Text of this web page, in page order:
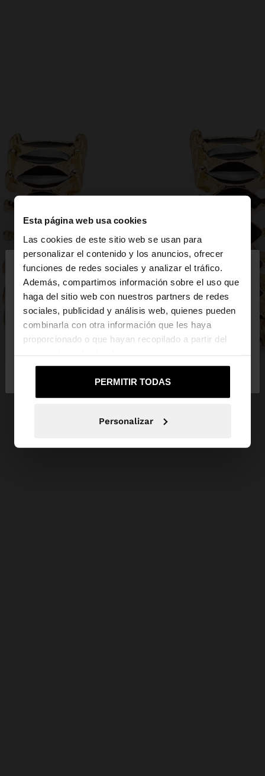
Esta página web usa cookies
Las cookies de este sitio web se usan para
personalizar el contenido y los anuncios, ofrecer
funciones de redes sociales y analizar el tráfico.
Además, compartimos información sobre el uso que
haga del sitio web con nuestros partners de redes
sociales, publicidad y análisis web, quienes pueden
combinarla con otra información que les haya
proporcionado o que hayan recopilado a partir del
PERMITIR TODAS
Personalizar
hola
Estás accediendo a la web de España. ¿Quieres ir a
la web de United States?